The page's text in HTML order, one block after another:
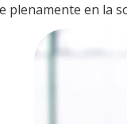
plenamente en la